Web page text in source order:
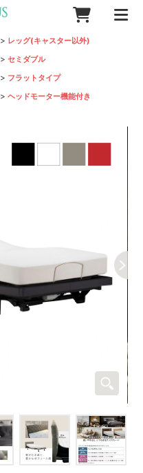
> レッグ(キャスター以外)
>セミダブル
> フラットタイプ
>ヘッドモーター機能付き